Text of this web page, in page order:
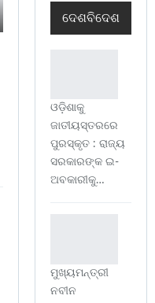
ଦେଶବିଦେଶ
ଓଡ଼ିଶାକୁ
ଜାତୀୟସ୍ତରରେ
ପୁରସ୍କୃତ : ରାଜ୍ୟ
ସରକାରଙ୍କ ଇ-
ଅବକାରୀକୁ…
ମୁଖ୍ୟମନ୍ତ୍ରୀ
ନବୀନ